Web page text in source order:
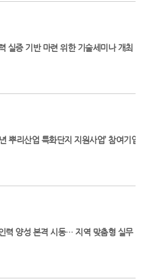
실증 기반 마련 위한 기술세미나 개최 (
뿌리산업 특화단지 지원사업’ 참여기업
력 양성 본격 시동… 지역 맞춤형 실무 인